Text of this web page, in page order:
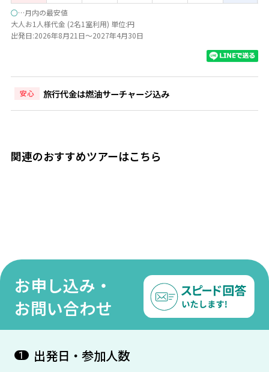
○…月内の最安値
大人お1人様代金 (2名1室利用) 単位:円
出発日:2026年8月21日～2027年4月30日
安心 旅行代金は燃油サーチャージ込み
関連のおすすめツアーはこちら
お申し込み・
お問い合わせ
1 出発日・参加人数